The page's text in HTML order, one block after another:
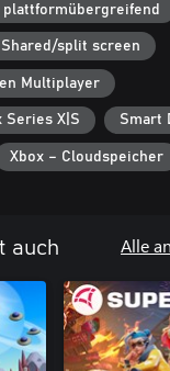
Shared/split screen
Multiplayer
Series X|S Smart
Xbox – Cloudspeicher
auch Alle